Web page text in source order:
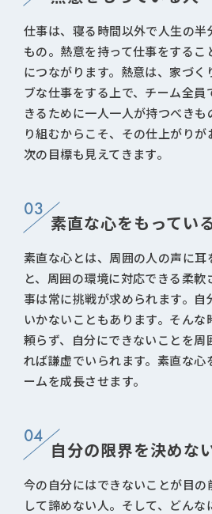
仕事は、寝る時間以外で人生の半
もの。熱意を持って仕事をする
につながります。熱意は、家づく
ブな仕事をする上で、チーム全員
きるために一人一人が持つべき
り組むからこそ、その仕上がりが
次の目標も見えてきます。
03
素直な心をもってい
素直な心とは、周囲の人の声に耳
と、周囲の環境に対応できる柔
事は常に挑戦が求められます。自
いかないこともあります。そん
頼らず、自分にできないことを周
れば謙虚でいられます。素直な心
ームを成長させます。
04
自分の限界を決めな
今の自分にはできないことが目の
して諦めない人。そして、どんな